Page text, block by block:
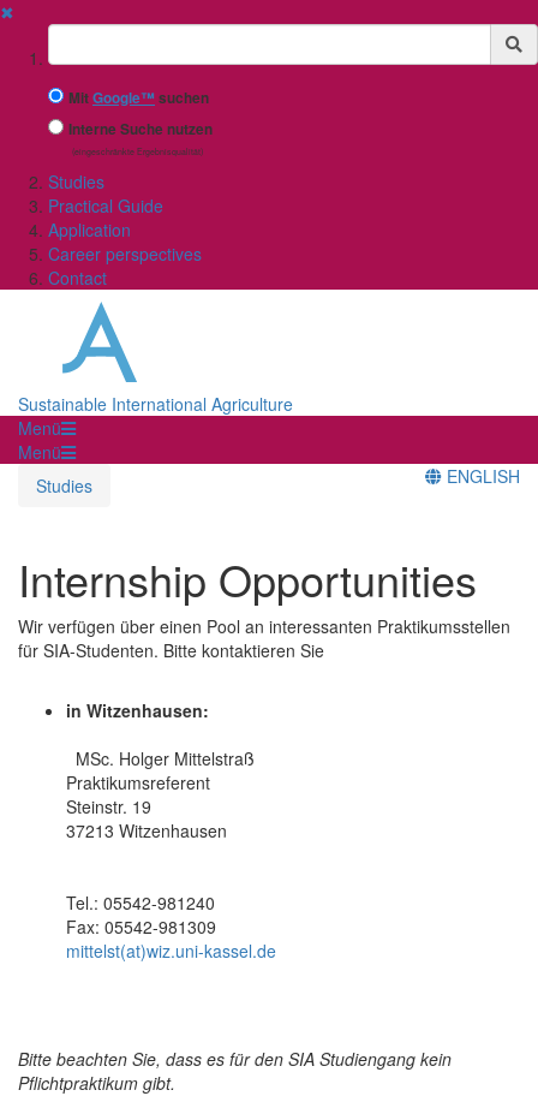
✖
Suchbegriff
MitGoogle™ suchen
Interne Suche nutzen
(eingeschränkte Ergebnisqualität)
Studies
Practical Guide
Application
Career perspectives
Contact
Sustainable International Agriculture
Menü
Menü
Studies
ENGLISH
Internship Opportunities
Wir verfügen über einen Pool an interessanten Praktikumsstellen
für SIA-Studenten. Bitte kontaktieren Sie
in Witzenhausen:
MSc. Holger Mittelstraß
Praktikumsreferent
Steinstr. 19
37213 Witzenhausen
Tel.: 05542-981240
Fax: 05542-981309
mittelst(at)wiz.uni-kassel.de
Bitte beachten Sie, dass es für den SIA Studiengang kein
Pflichtpraktikum gibt.